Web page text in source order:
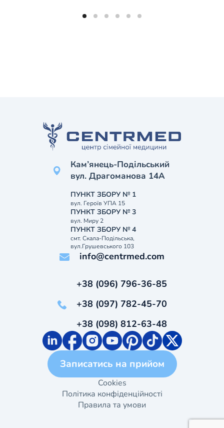
Кам’янець-Подільський
вул. Драгоманова 14А
ПУНКТ ЗБОРУ № 1
вул. Героїв УПА 15
ПУНКТ ЗБОРУ № 3
вул. Миру 2
ПУНКТ ЗБОРУ № 4
смт. Скала-Подільська,
вул.Грушевського 103
info@centrmed.com
+38 (096) 796-36-85
+38 (097) 782-45-70
+38 (098) 812-63-48
Записатись на прийом
Cookies
Політика конфіденційності
Правила та умови